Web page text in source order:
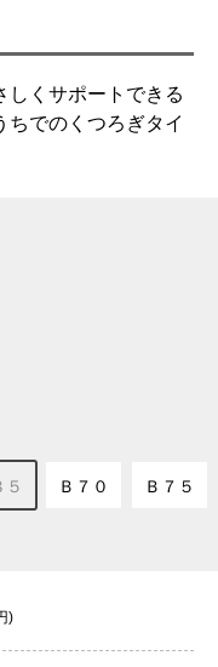
しくサポートできる
ちでのくつろぎタイ
５ Ｂ７０ Ｂ７５
)